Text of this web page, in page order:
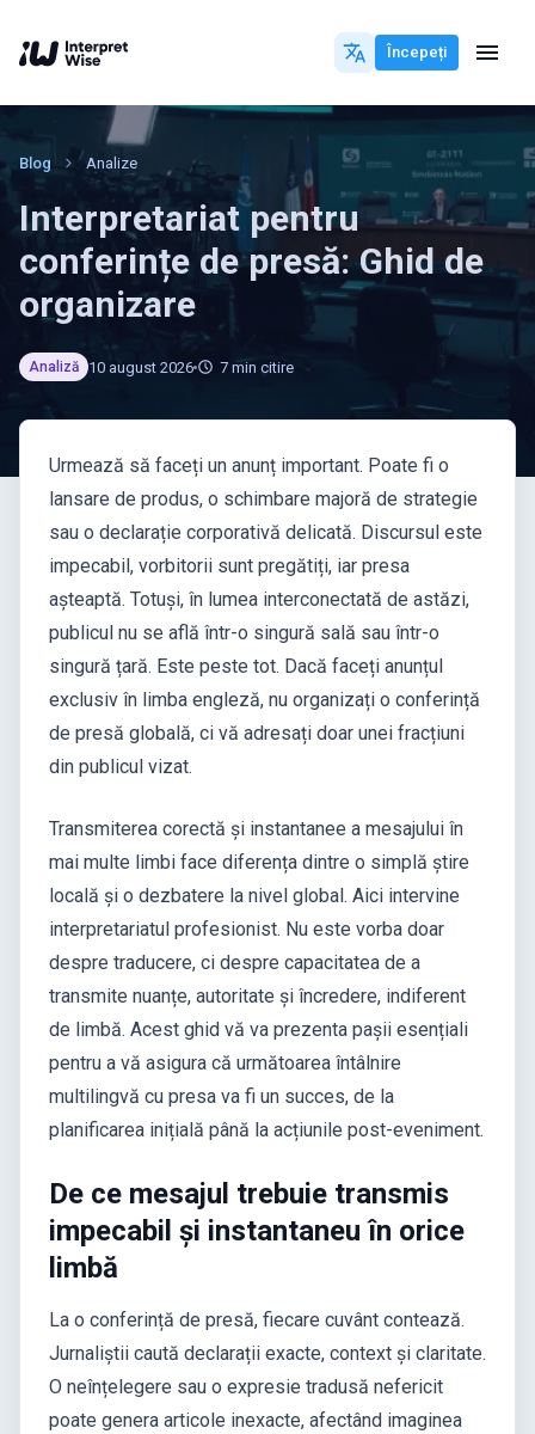
Începeți
Blog Analize
Interpretariat pentru
conferințe de presă: Ghid de
organizare
Analiză 10 august 2026 7 min citire
Urmează să faceți un anunț important. Poate fi o
lansare de produs, o schimbare majoră de strategie
sau o declarație corporativă delicată. Discursul este
impecabil, vorbitorii sunt pregătiți, iar presa
așteaptă. Totuși, în lumea interconectată de astăzi,
publicul nu se află într-o singură sală sau într-o
singură țară. Este peste tot. Dacă faceți anunțul
exclusiv în limba engleză, nu organizați o conferință
de presă globală, ci vă adresați doar unei fracțiuni
din publicul vizat.
Transmiterea corectă și instantanee a mesajului în
mai multe limbi face diferența dintre o simplă știre
locală și o dezbatere la nivel global. Aici intervine
interpretariatul profesionist. Nu este vorba doar
despre traducere, ci despre capacitatea de a
transmite nuanțe, autoritate și încredere, indiferent
de limbă. Acest ghid vă va prezenta pașii esențiali
pentru a vă asigura că următoarea întâlnire
multilingvă cu presa va fi un succes, de la
planificarea inițială până la acțiunile post-eveniment.
De ce mesajul trebuie transmis
impecabil și instantaneu în orice
limbă
La o conferință de presă, fiecare cuvânt contează.
Jurnaliștii caută declarații exacte, context și claritate.
O neînțelegere sau o expresie tradusă nefericit
poate genera articole inexacte, afectând imaginea